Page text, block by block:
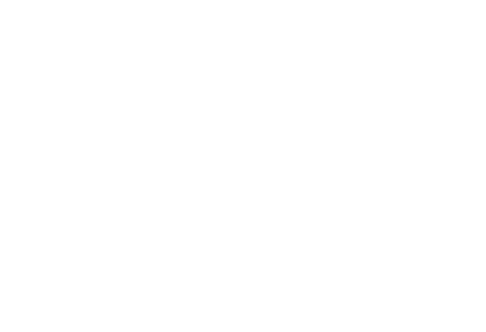
き作成されるも
をご了承くださ
ようお願いしま
1000ppm以下、
) : 1000ppm、
、
要な手段を講じ
通知します。
ムロン制御